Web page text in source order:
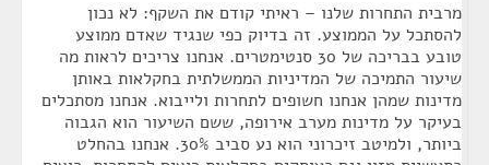
מרבית התחרות שלנו – ראיתי קודם את השקף: לא נכון
להסתכל על הממוצע. זה בדיוק כפי שנגיד שאדם ממוצע
טובע בבריכה של 30 סנטימטרים. אנחנו צריכים לראות מה
שיעור התמיכה של המדיניות הממשלתית בחקלאות באותן
מדינות שמהן אנחנו חשופים לתחרות ולייבוא. אנחנו מסתכלים
בעיקר על מדינות מערב אירופה, ששם השיעור הוא הגבוה
ביותר, ולמיטב זיכרוני הוא נע סביב 30%. אנחנו בהחלט